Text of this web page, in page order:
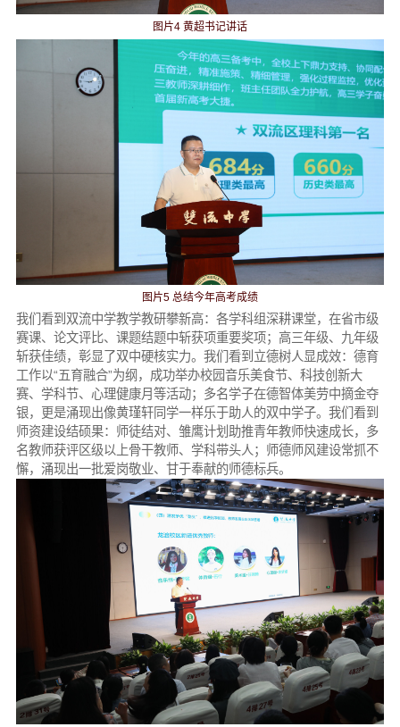
图片4 黄超书记讲话
图片5 总结今年高考成绩
我们看到双流中学教学教研攀新高：各学科组深耕课堂，在省市级
赛课、论文评比、课题结题中斩获项重要奖项；高三年级、九年级
斩获佳绩，彰显了双中硬核实力。我们看到立德树人显成效：德育
工作以“五育融合”为纲，成功举办校园音乐美食节、科技创新大
赛、学科节、心理健康月等活动；多名学子在德智体美劳中摘金夺
银，更是涌现出像黄瑾轩同学一样乐于助人的双中学子。我们看到
师资建设结硕果：师徒结对、雏鹰计划助推青年教师快速成长，多
名教师获评区级以上骨干教师、学科带头人；师德师风建设常抓不
懈，涌现出一批爱岗敬业、甘于奉献的师德标兵。